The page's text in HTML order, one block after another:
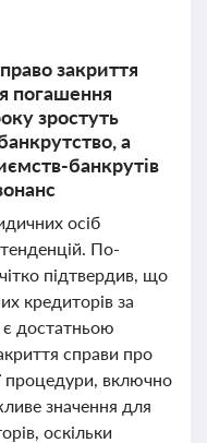
закриття
погашення
зростуть
а
банкрутів
осіб
По-
підтвердив, що
кредиторів за
є достатньою
справи про
процедури, включно
значення для
оскільки